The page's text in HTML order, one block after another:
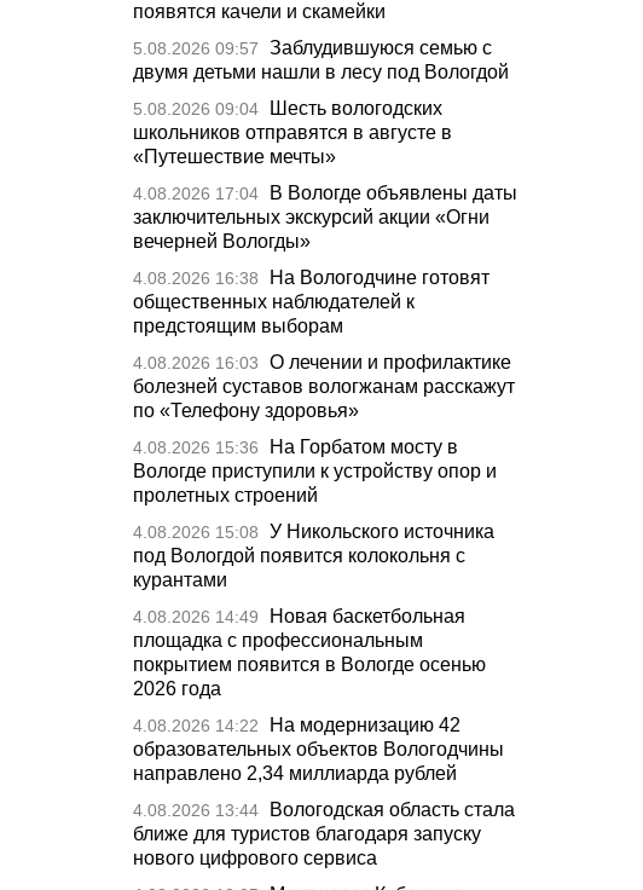
появятся качели и скамейки
5.08.2026 09:57
Заблудившуюся семью с
двумя детьми нашли в лесу под Вологдой
5.08.2026 09:04
Шесть вологодских
школьников отправятся в августе в
«Путешествие мечты»
4.08.2026 17:04
В Вологде объявлены даты
заключительных экскурсий акции «Огни
вечерней Вологды»
4.08.2026 16:38
На Вологодчине готовят
общественных наблюдателей к
предстоящим выборам
4.08.2026 16:03
О лечении и профилактике
болезней суставов вологжанам расскажут
по «Телефону здоровья»
4.08.2026 15:36
На Горбатом мосту в
Вологде приступили к устройству опор и
пролетных строений
4.08.2026 15:08
У Никольского источника
под Вологдой появится колокольня с
курантами
4.08.2026 14:49
Новая баскетбольная
площадка с профессиональным
покрытием появится в Вологде осенью
2026 года
4.08.2026 14:22
На модернизацию 42
образовательных объектов Вологодчины
направлено 2,34 миллиарда рублей
4.08.2026 13:44
Вологодская область стала
ближе для туристов благодаря запуску
нового цифрового сервиса